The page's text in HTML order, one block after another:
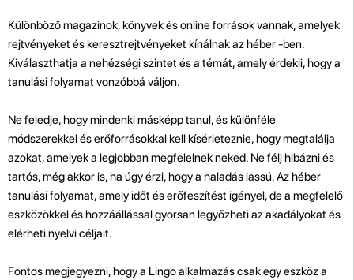
Különböző magazinok, könyvek és online források vannak, amelyek
rejtvényeket és keresztrejtvényeket kínálnak az héber -ben.
Kiválaszthatja a nehézségi szintet és a témát, amely érdekli, hogy a
tanulási folyamat vonzóbbá váljon.
Ne feledje, hogy mindenki másképp tanul, és különféle
módszerekkel és erőforrásokkal kell kísérleteznie, hogy megtalálja
azokat, amelyek a legjobban megfelelnek neked. Ne félj hibázni és
tartós, még akkor is, ha úgy érzi, hogy a haladás lassú. Az héber
tanulási folyamat, amely időt és erőfeszítést igényel, de a megfelelő
eszközökkel és hozzáállással gyorsan legyőzheti az akadályokat és
elérheti nyelvi céljait.
Fontos megjegyezni, hogy a Lingo alkalmazás csak egy eszköz a